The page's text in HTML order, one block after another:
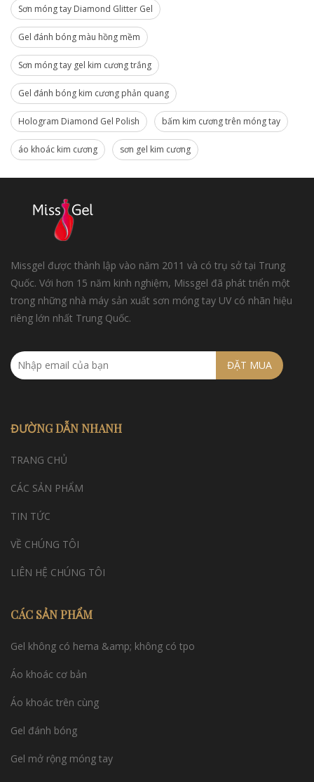
Sơn móng tay Diamond Glitter Gel
Gel đánh bóng màu hồng mềm
Sơn móng tay gel kim cương trắng
Gel đánh bóng kim cương phản quang
Hologram Diamond Gel Polish bấm kim cương trên móng tay
áo khoác kim cương sơn gel kim cương
Missgel được thành lập vào năm 2011 và có trụ sở tại Trung
Quốc. Với hơn 15 năm kinh nghiệm, Missgel đã phát triển một
trong những nhà máy sản xuất sơn móng tay UV có nhãn hiệu
riêng lớn nhất Trung Quốc.
ĐẶT MUA
ĐƯỜNG DẪN NHANH
TRANG CHỦ
CÁC SẢN PHẨM
TIN TỨC
VỀ CHÚNG TÔI
LIÊN HỆ CHÚNG TÔI
CÁC SẢN PHẨM
Gel không có hema &amp; không có tpo
Áo khoác cơ bản
Áo khoác trên cùng
Gel đánh bóng
Gel mở rộng móng tay